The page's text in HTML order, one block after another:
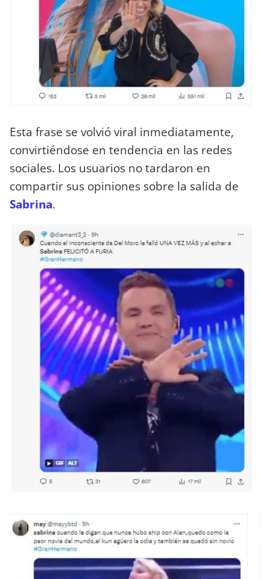
Esta frase se volvió viral inmediatamente,
convirtiéndose en tendencia en las redes
sociales. Los usuarios no tardaron en
compartir sus opiniones sobre la salida de
Sabrina.